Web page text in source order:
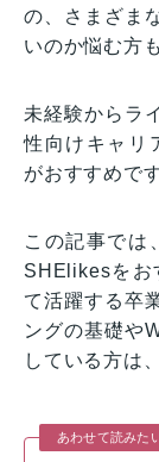
の、さまざま
いのか悩む方
未経験からラ
性向けキャリ
がおすすめです
この記事では
SHElikesをお
て活躍する卒
ングの基礎や
している方は
あわせて読みた